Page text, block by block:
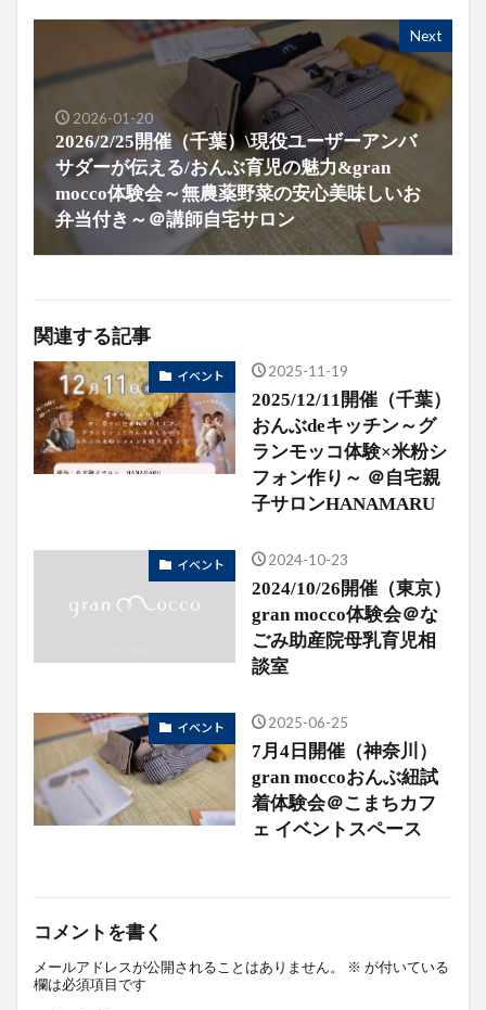
Next
2026-01-20
2026/2/25開催（千葉）\現役ユーザーアンバ
サダーが伝える/おんぶ育児の魅力&gran
mocco体験会～無農薬野菜の安心美味しいお
弁当付き～＠講師自宅サロン
関連する記事
イベント 2025-11-19
2025/12/11開催（千葉）
おんぶdeキッチン～グ
ランモッコ体験×米粉シ
フォン作り～ ＠自宅親
子サロンHANAMARU
イベント 2024-10-23
2024/10/26開催（東京）
gran mocco体験会＠な
ごみ助産院母乳育児相
談室
イベント 2025-06-25
7月4日開催（神奈川）
gran moccoおんぶ紐試
着体験会＠こまちカフ
ェ イベントスペース
コメントを書く
メールアドレスが公開されることはありません。 ※ が付いている
欄は必須項目です